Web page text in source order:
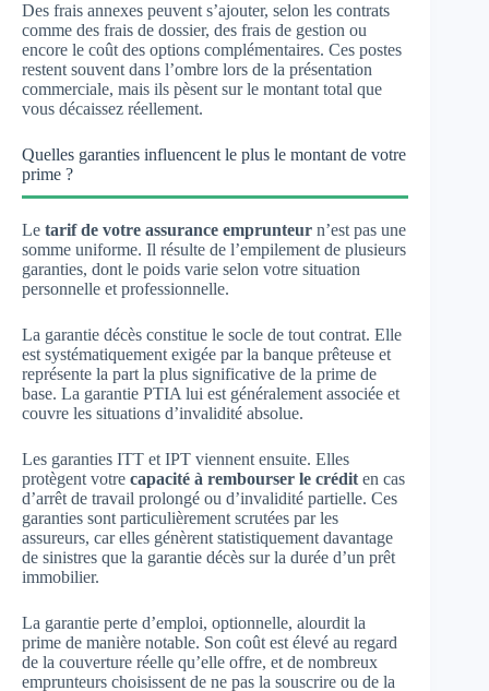
Des frais annexes peuvent s’ajouter, selon les contrats
comme des frais de dossier, des frais de gestion ou
encore le coût des options complémentaires. Ces postes
restent souvent dans l’ombre lors de la présentation
commerciale, mais ils pèsent sur le montant total que
vous décaissez réellement.
Quelles garanties influencent le plus le montant de votre
prime ?
Le tarif de votre assurance emprunteur n’est pas une
somme uniforme. Il résulte de l’empilement de plusieurs
garanties, dont le poids varie selon votre situation
personnelle et professionnelle.
La garantie décès constitue le socle de tout contrat. Elle
est systématiquement exigée par la banque prêteuse et
représente la part la plus significative de la prime de
base. La garantie PTIA lui est généralement associée et
couvre les situations d’invalidité absolue.
Les garanties ITT et IPT viennent ensuite. Elles
protègent votre capacité à rembourser le crédit en cas
d’arrêt de travail prolongé ou d’invalidité partielle. Ces
garanties sont particulièrement scrutées par les
assureurs, car elles génèrent statistiquement davantage
de sinistres que la garantie décès sur la durée d’un prêt
immobilier.
La garantie perte d’emploi, optionnelle, alourdit la
prime de manière notable. Son coût est élevé au regard
de la couverture réelle qu’elle offre, et de nombreux
emprunteurs choisissent de ne pas la souscrire ou de la